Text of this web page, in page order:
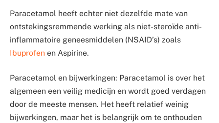
Paracetamol heeft echter niet dezelfde mate van
ontstekingsremmende werking als niet-steroïde anti-
inflammatoire geneesmiddelen (NSAID’s) zoals
Ibuprofen en Aspirine.
Paracetamol en bijwerkingen: Paracetamol is over het
algemeen een veilig medicijn en wordt goed verdagen
door de meeste mensen. Het heeft relatief weinig
bijwerkingen, maar het is belangrijk om te onthouden